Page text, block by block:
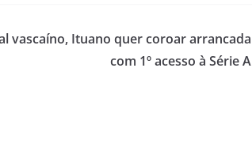
vascaíno, Ituano quer coroar arrancada
com 1º acesso à Série A